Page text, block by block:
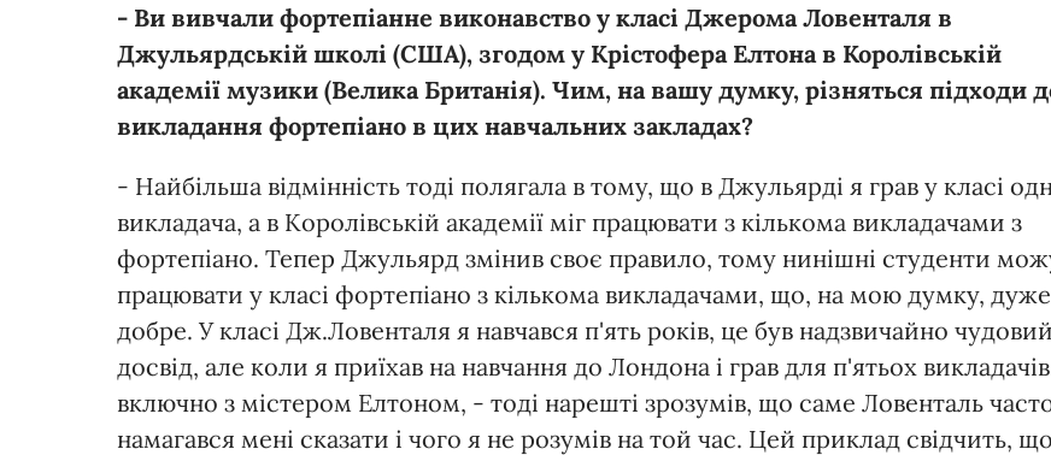
- Ви вивчали фортепіанне виконавство у класі Джерома Ловенталя в
Джульярдській школі (США), згодом у Крістофера Елтона в Королівській
академії музики (Велика Британія). Чим, на вашу думку, різняться підходи
викладання фортепіано в цих навчальних закладах?
- Найбільша відмінність тоді полягала в тому, що в Джульярді я грав у класі
викладача, а в Королівській академії міг працювати з кількома викладачами з
фортепіано. Тепер Джульярд змінив своє правило, тому нинішні студенти
працювати у класі фортепіано з кількома викладачами, що, на мою думку, дуже
добре. У класі Дж.Ловенталя я навчався п'ять років, це був надзвичайно чудовий
досвід, але коли я приїхав на навчання до Лондона і грав для п'ятьох
включно з містером Елтоном, - тоді нарешті зрозумів, що саме Ловенталь
намагався мені сказати і чого я не розумів на той час. Цей приклад свідчить, що